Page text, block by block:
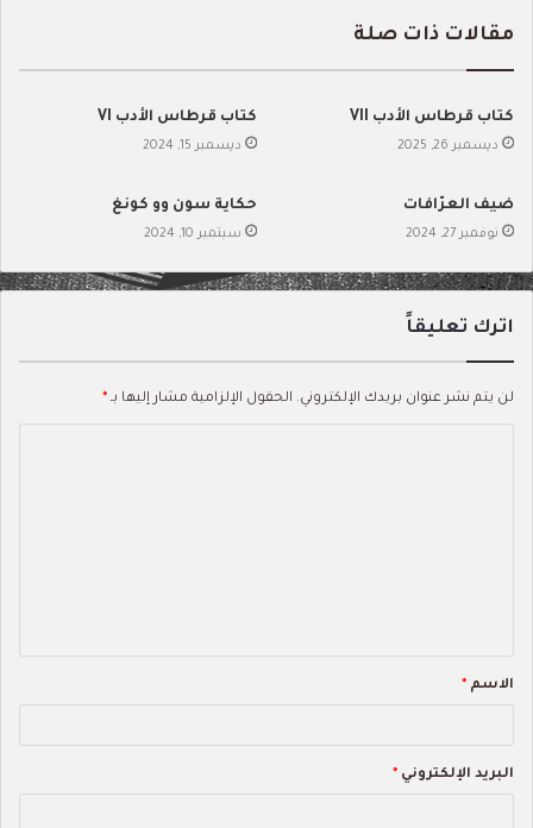
مقالات ذات صلة
كتاب قرطاس الأدب VII
ديسمبر 26, 2025
كتاب قرطاس الأدب VI
ديسمبر 15, 2024
ضيف العرّافات
نوفمبر 27, 2024
حكاية سون وو كونغ
سبتمبر 10, 2024
اترك تعليقاً
لن يتم نشر عنوان بريدك الإلكتروني. الحقول الإلزامية مشار إليها بـ *
ق
*الاسم *
البريد الإلكتروني *